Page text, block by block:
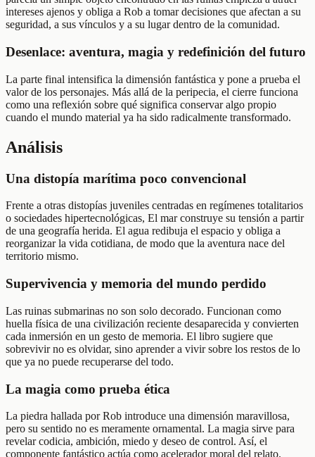
intereses ajenos y obliga a Rob a tomar decisiones que afectan a su
seguridad, a sus vínculos y a su lugar dentro de la comunidad.
Desenlace: aventura, magia y redefinición del futuro
La parte final intensifica la dimensión fantástica y pone a prueba el
valor de los personajes. Más allá de la peripecia, el cierre funciona
como una reflexión sobre qué significa conservar algo propio
cuando el mundo material ya ha sido radicalmente transformado.
Análisis
Una distopía marítima poco convencional
Frente a otras distopías juveniles centradas en regímenes totalitarios
o sociedades hipertecnológicas, El mar construye su tensión a partir
de una geografía herida. El agua redibuja el espacio y obliga a
reorganizar la vida cotidiana, de modo que la aventura nace del
territorio mismo.
Supervivencia y memoria del mundo perdido
Las ruinas submarinas no son solo decorado. Funcionan como
huella física de una civilización reciente desaparecida y convierten
cada inmersión en un gesto de memoria. El libro sugiere que
sobrevivir no es olvidar, sino aprender a vivir sobre los restos de lo
que ya no puede recuperarse del todo.
La magia como prueba ética
La piedra hallada por Rob introduce una dimensión maravillosa,
pero su sentido no es meramente ornamental. La magia sirve para
revelar codicia, ambición, miedo y deseo de control. Así, el
componente fantástico actúa como acelerador moral del relato.